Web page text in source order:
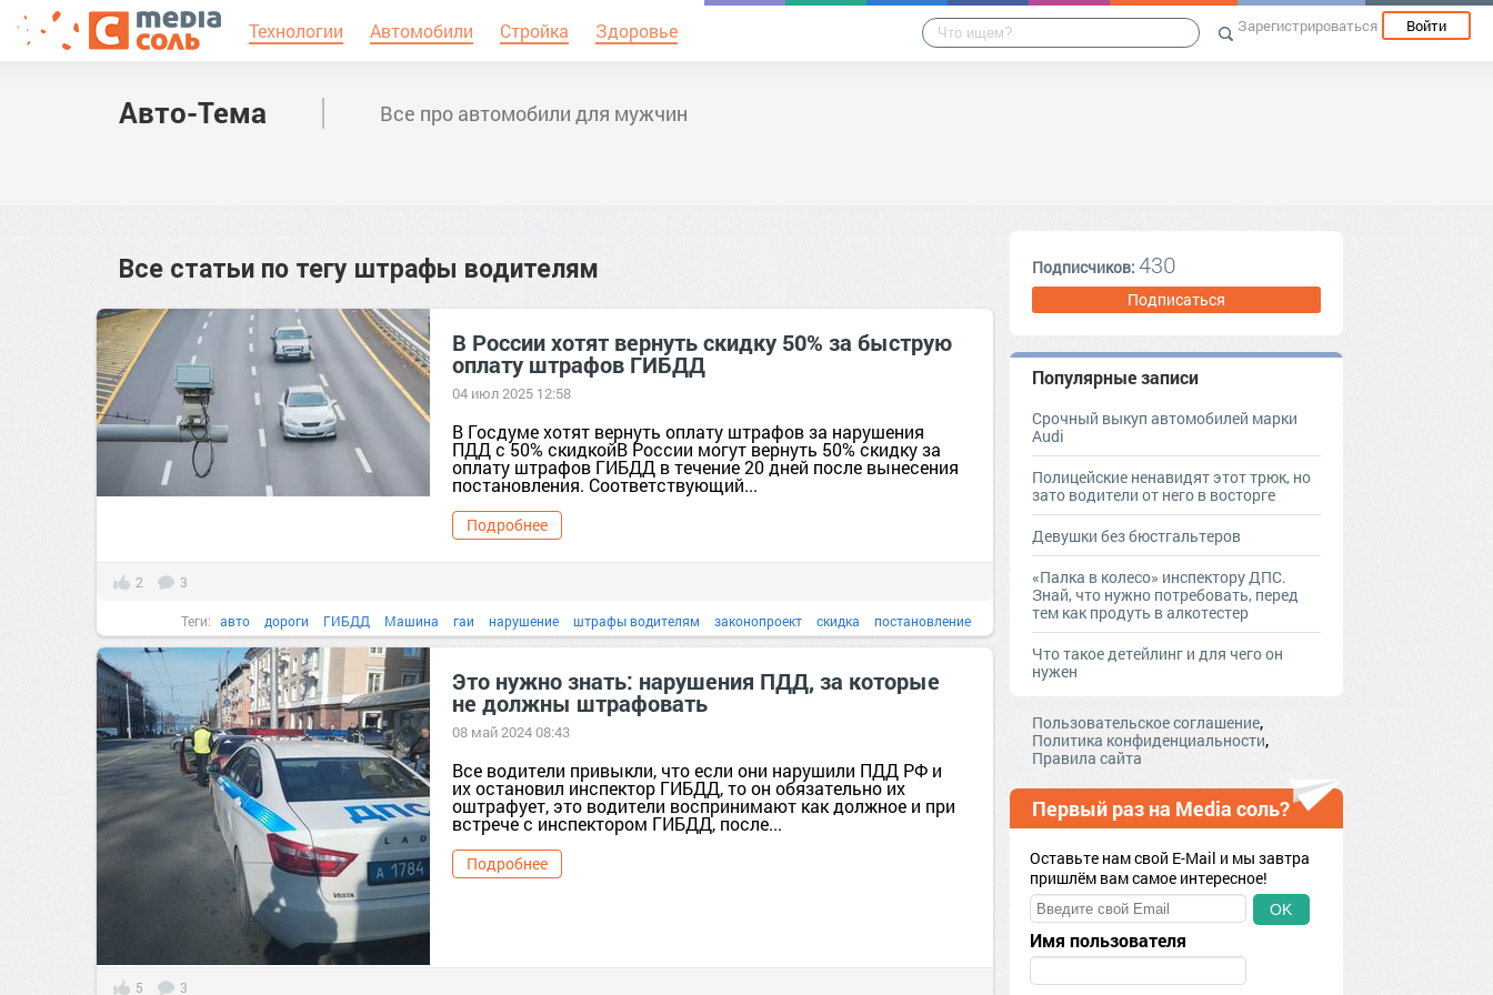
Технологии Автомобили Стройка Здоровье Зарегистрироваться Войти
Авто-Тема Все про автомобили для мужчин
Все статьи по тегу штрафы водителям
В России хотят вернуть скидку 50% за быструю
оплату штрафов ГИБДД
04 июл 2025 12:58
В Госдуме хотят вернуть оплату штрафов за нарушения
ПДД с 50% скидкойВ России могут вернуть 50% скидку за
оплату штрафов ГИБДД в течение 20 дней после вынесения
постановления. Соответствующий...
Подробнее
2 3
Теги: авто дороги ГИБДД Машина гаи нарушение штрафы водителям законопроект скидка постановление
Это нужно знать: нарушения ПДД, за которые
не должны штрафовать
08 май 2024 08:43
Все водители привыкли, что если они нарушили ПДД РФ и
их остановил инспектор ГИБДД, то он обязательно их
оштрафует, это водители воспринимают как должное и при
встрече с инспектором ГИБДД, после...
Подробнее
5 3
Подписчиков: 430
Подписаться
Популярные записи
Срочный выкуп автомобилей марки
Audi
Полицейские ненавидят этот трюк, но
зато водители от него в восторге
Девушки без бюстгальтеров
«Палка в колесо» инспектору ДПС.
Знай, что нужно потребовать, перед
тем как продуть в алкотестер
Что такое детейлинг и для чего он
нужен
Пользовательское соглашение,
Политика конфиденциальности,
Правила сайта
Первый раз на Media соль?
Оставьте нам свой E-Mail и мы завтра
пришлём вам самое интересное!
OK
Имя пользователя